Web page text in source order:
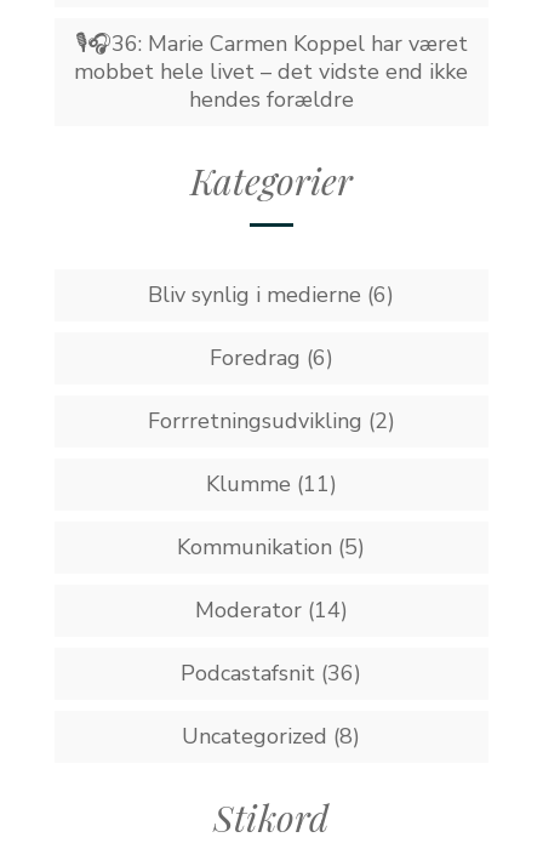
🎙️🎧36: Marie Carmen Koppel har været
mobbet hele livet – det vidste end ikke
hendes forældre
Kategorier
Bliv synlig i medierne (6)
Foredrag (6)
Forrretningsudvikling (2)
Klumme (11)
Kommunikation (5)
Moderator(14)
Podcastafsnit (36)
Uncategorized (8)
Stikord